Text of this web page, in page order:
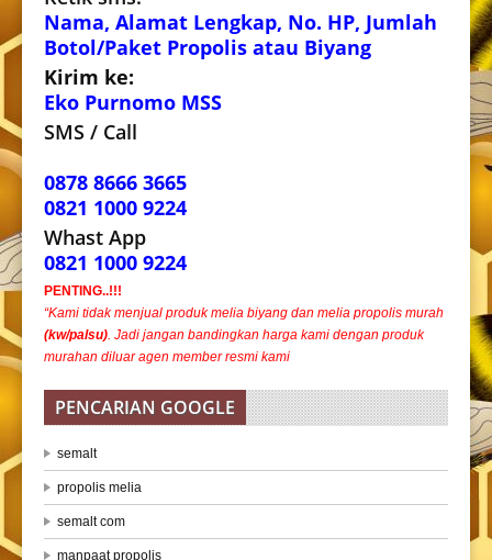
Nama, Alamat Lengkap, No. HP, Jumlah
Botol/Paket Propolis atau Biyang
Kirim ke:
Eko Purnomo MSS
SMS / Call
0878 8666 3665
0821 1000 9224
Whast App
0821 1000 9224
PENTING..!!!
“Kami tidak menjual produk melia biyang dan melia propolis murah
(kw/palsu). Jadi jangan bandingkan harga kami dengan produk
murahan diluar agen member resmi kami
PENCARIAN GOOGLE
semalt
propolis melia
semalt com
manpaat propolis